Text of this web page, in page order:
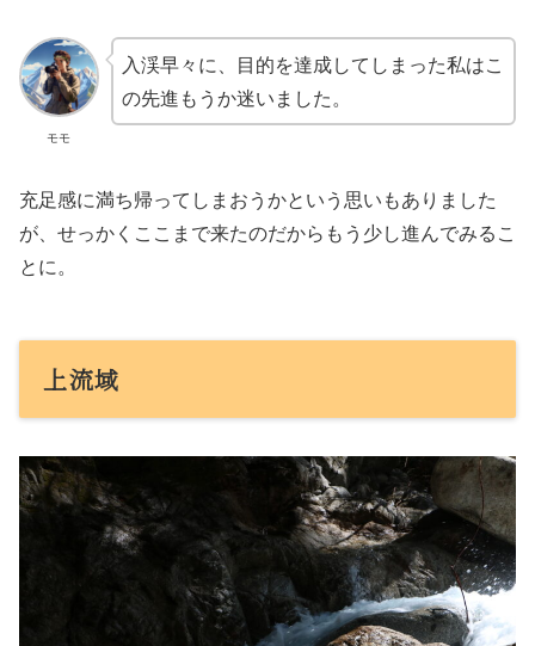
モモ
入渓早々に、目的を達成してしまった私はこ
の先進もうか迷いました。
充足感に満ち帰ってしまおうかという思いもありました
が、せっかくここまで来たのだからもう少し進んでみるこ
とに。
上流域